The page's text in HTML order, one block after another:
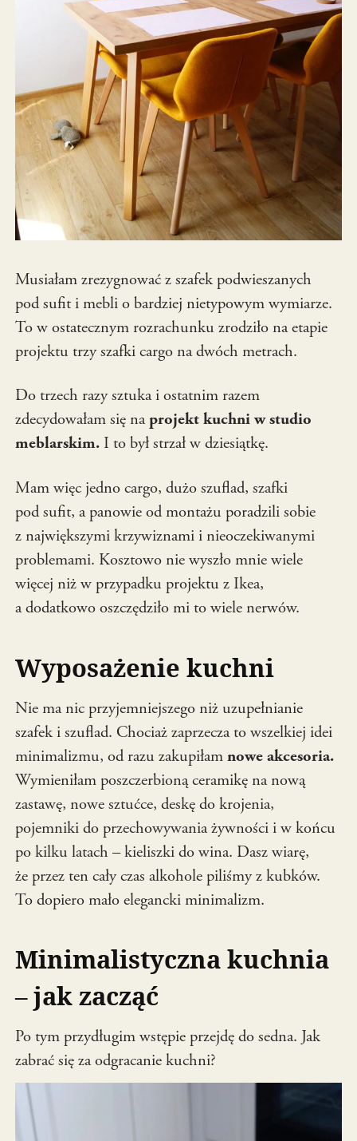
Musiałam zrezygnować z szafek podwieszanych
pod sufit i mebli o bardziej nietypowym wymiarze.
To w ostatecznym rozrachunku zrodziło na etapie
projektu trzy szafki cargo na dwóch metrach.
Do trzech razy sztuka i ostatnim razem
zdecydowałam się naprojekt kuchni w studio
meblarskim. I to był strzał w dziesiątkę.
Mam więc jedno cargo, dużo szuflad, szafki
pod sufit, a panowie od montażu poradzili sobie
z największymi krzywiznami i nieoczekiwanymi
problemami. Kosztowo nie wyszło mnie wiele
więcej niż w przypadku projektu z Ikea,
a dodatkowo oszczędziło mi to wiele nerwów.
Wyposażenie kuchni
Nie ma nic przyjemniejszego niż uzupełnianie
szafek i szuflad. Chociaż zaprzecza to wszelkiej idei
minimalizmu, od razu zakupiłamnowe akcesoria.
Wymieniłam poszczerbioną ceramikę na nową
zastawę, nowe sztućce, deskę do krojenia,
pojemniki do przechowywania żywności i w końcu
po kilku latach – kieliszki do wina. Dasz wiarę,
że przez ten cały czas alkohole piliśmy z kubków.
To dopiero mało elegancki minimalizm.
Minimalistyczna kuchnia
– jak zacząć
Po tym przydługim wstępie przejdę do sedna. Jak
zabrać się za odgracanie kuchni?